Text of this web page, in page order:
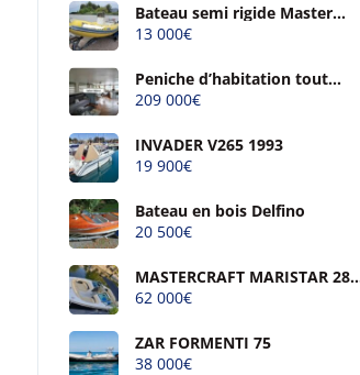
Bateau semi rigide Master
open 4m90
13 000€
Peniche d’habitation tout
confort
209 000€
INVADER V265 1993
19 900€
Bateau en bois Delfino
20 500€
MASTERCRAFT MARISTAR 280
SS
62 000€
ZAR FORMENTI 75
38 000€